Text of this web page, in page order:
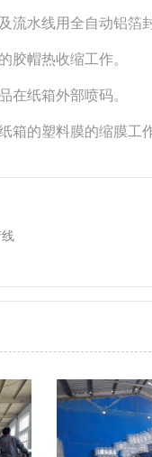
流水线用全自动铝箔
胶帽热收缩工作。
在纸箱外部喷码。
箱的塑料膜的缩膜工作